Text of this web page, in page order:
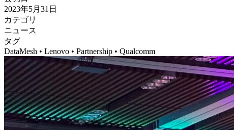
2023年5月31日
カテゴリ
ニュース
タグ
DataMesh • Lenovo • Partnership • Qualcomm